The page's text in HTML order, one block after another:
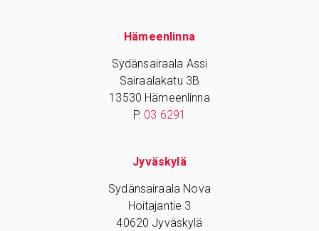
Hämeenlinna
Sydänsairaala Assi
Sairaalakatu 3B
13530 Hämeenlinna
P. 03 6291
Jyväskylä
Sydänsairaala Nova
Hoitajantie 3
40620 Jyväskylä